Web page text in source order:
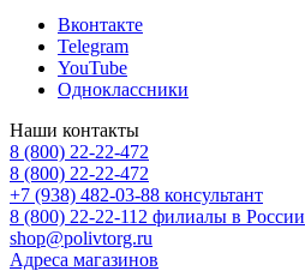
Вконтакте
Telegram
YouTube
Одноклассники
Наши контакты
8 (800) 22-22-472
8 (800) 22-22-472
+7 (938) 482-03-88 консультант
8 (800) 22-22-112 филиалы в России
shop@polivtorg.ru
Адреса магазинов